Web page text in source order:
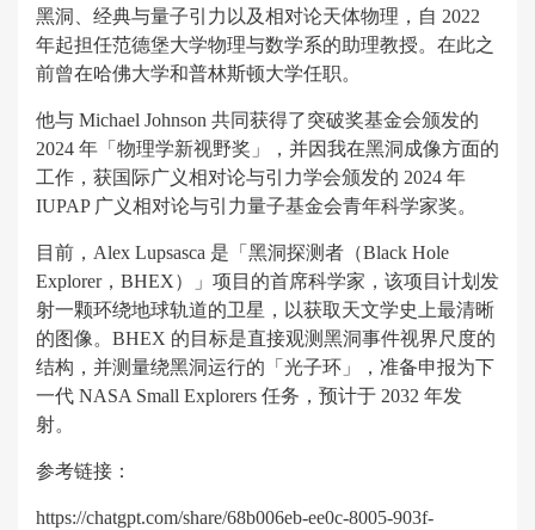
黑洞、经典与量子引力以及相对论天体物理，自 2022
年起担任范德堡大学物理与数学系的助理教授。在此之
前曾在哈佛大学和普林斯顿大学任职。
他与 Michael Johnson 共同获得了突破奖基金会颁发的
2024 年「物理学新视野奖」，并因我在黑洞成像方面的
工作，获国际广义相对论与引力学会颁发的 2024 年
IUPAP 广义相对论与引力量子基金会青年科学家奖。
目前，Alex Lupsasca 是「黑洞探测者（Black Hole
Explorer，BHEX）」项目的首席科学家，该项目计划发
射一颗环绕地球轨道的卫星，以获取天文学史上最清晰
的图像。BHEX 的目标是直接观测黑洞事件视界尺度的
结构，并测量绕黑洞运行的「光子环」，准备申报为下
一代 NASA Small Explorers 任务，预计于 2032 年发
射。
参考链接：
https://chatgpt.com/share/68b006eb-ee0c-8005-903f-